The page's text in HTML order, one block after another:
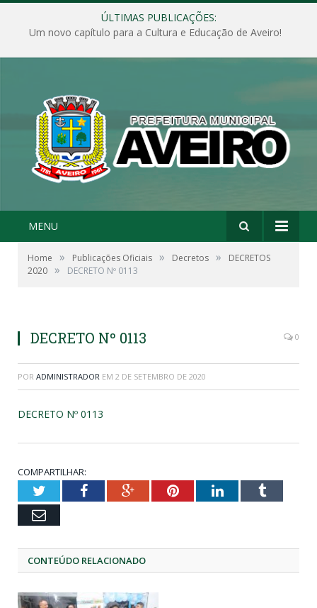
ÚLTIMAS PUBLICAÇÕES:
Um novo capítulo para a Cultura e Educação de Aveiro!
MENU
Home » Publicações Oficiais » Decretos »
DECRETOS
2020 » DECRETO Nº 0113
DECRETO Nº 0113 0
POR ADMINISTRADOR EM 2 DE SETEMBRO DE 2020
DECRETO Nº 0113
COMPARTILHAR:
TwitterFacebookGoogle+PinterestLinkedInTumblr
Email
CONTEÚDO RELACIONADO